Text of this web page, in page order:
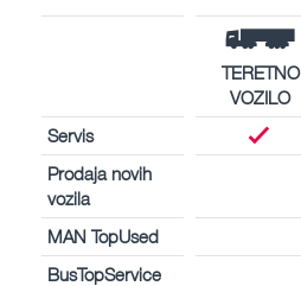
TERETNO
VOZILO
Servis
Prodaja novih
vozila
MAN TopUsed
BusTopService